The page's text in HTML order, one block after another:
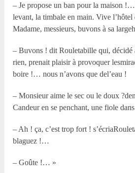
– Je propose un ban pour la maison
levant, la timbale en main. Vive
Madame, messieurs, buvons à sa
– Buvons ! dit Rouletabille qui, décidé
rien, prenait plaisir à provoquer
boire !… nous n’avons que del’eau !
– Monsieur aime le sec ou le doux
Candeur en se penchant, une fiole
– Ah ! ça, c’est trop fort !
blaguez !…
– Goûte !… »